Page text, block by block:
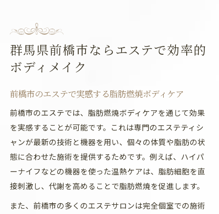
群馬県前橋市ならエステで効率的
ボディメイク
前橋市のエステで実感する脂肪燃焼ボディケア
前橋市のエステでは、脂肪燃焼ボディケアを通じて効果
を実感することが可能です。これは専門のエステティシ
ャンが最新の技術と機器を用い、個々の体質や脂肪の状
態に合わせた施術を提供するためです。例えば、ハイパ
ーナイフなどの機器を使った温熱ケアは、脂肪細胞を直
接刺激し、代謝を高めることで脂肪燃焼を促進します。
また、前橋市の多くのエステサロンは完全個室での施術